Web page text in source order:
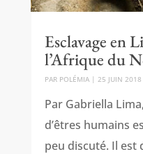
Esclavage en
l’Afrique du
PAR POLÉMIA| 25 JUIN 2018
Par Gabriella
d’êtres humains
peu discuté. Il est